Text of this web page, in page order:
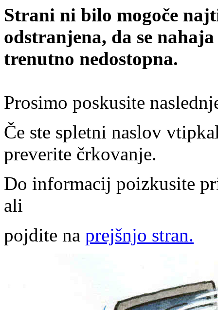
Strani ni bilo mogoče
odstranjena, da se
trenutno nedostopna.
Prosimo poskusite
Če ste spletni naslov
preverite črkovanje.
Do informacij poizkusite
ali
pojdite na prejšnjo stran.